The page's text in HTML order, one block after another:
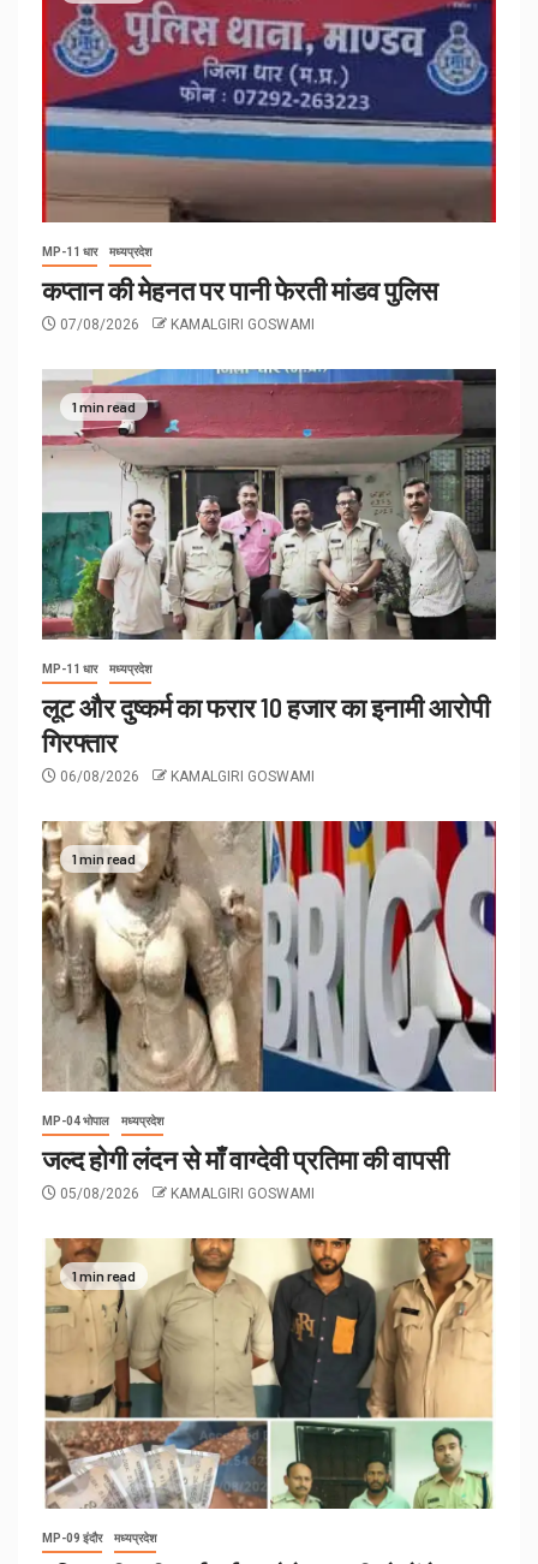
MP-11 धार मध्यप्रदेश
कप्तान की मेहनत पर पानी फेरती मांडव पुलिस
07/08/2026 KAMALGIRI GOSWAMI
1 min read
MP-11 धार मध्यप्रदेश
लूट और दुष्कर्म का फरार 10 हजार का इनामी आरोपी
गिरफ्तार
06/08/2026 KAMALGIRI GOSWAMI
1 min read
MP-04 भोपाल मध्यप्रदेश
जल्द होगी लंदन से माँ वाग्देवी प्रतिमा की वापसी
05/08/2026 KAMALGIRI GOSWAMI
1 min read
MP-09 इंदौर मध्यप्रदेश